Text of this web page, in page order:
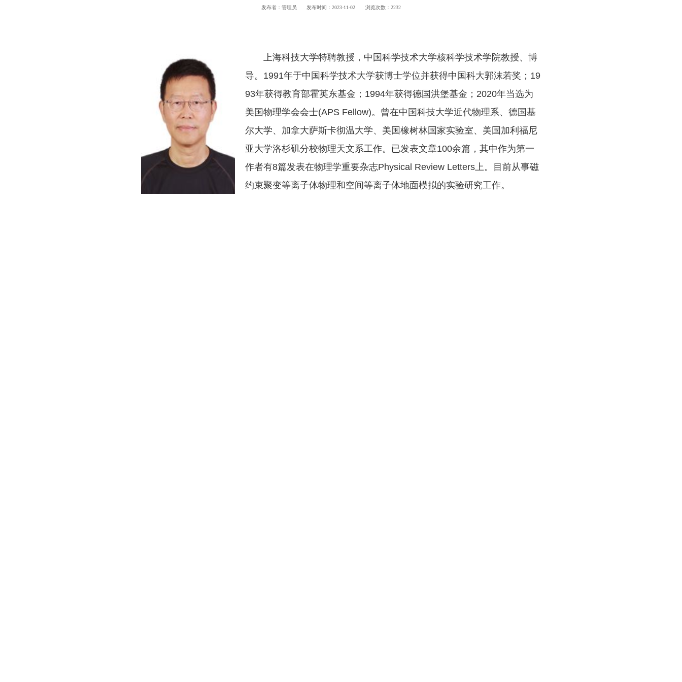
发布者：管理员 发布时间：2023-11-02 浏览次数： 2232
上海科技大学特聘教授，中国科学技术大学核科学技术学院教授、博
导。 1991年于中国科学技术大学获博士学位并获得中国科大郭沫若奖； 19
93年获得教育部霍英东基金； 1994年获得德国洪堡基金； 2020年当选为
美国物理学会会士(APS Fellow)。曾在中国科技大学近代物理系、德国基
尔大学、加拿大萨斯卡彻温大学、美国橡树林国家实验室、美国加利福尼
亚大学洛杉矶分校物理天文系工作。已发表文章100余篇，其中作为第一
作者有8篇发表在物理学重要杂志Physical Review Letters上。目前从事磁
约束聚变等离子体物理和空间等离子体地面模拟的实验研究工作。